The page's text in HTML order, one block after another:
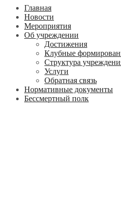
Главная
Новости
Мероприятия
Об учреждении
Достижения
Клубные
Структура
Услуги
Обратная связь
Нормативные документы
Бессмертный полк